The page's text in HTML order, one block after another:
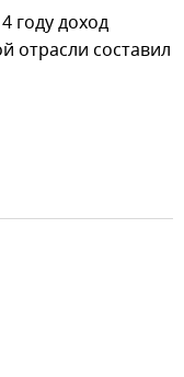
году доход
отрасли составил